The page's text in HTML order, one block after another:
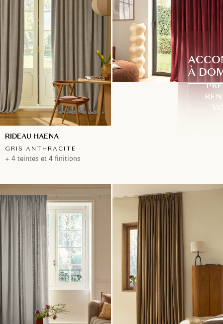
RIDEAU HAENA
GRIS ANTHRACITE
+ 4 teintes et 4 finitions
À